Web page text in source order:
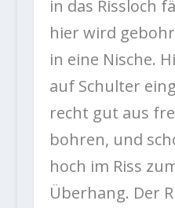
in das Rissloch
hier wird
in eine Nische.
auf Schulter
recht gut aus
bohren, und
hoch im Riss
Überhang. Der